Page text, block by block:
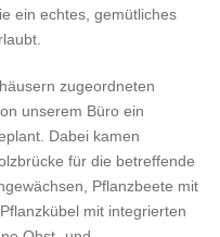
ein echtes, gemütliches
zugeordneten
unserem Büro ein
Dabei kamen
für die betreffende
Pflanzbeete mit
mit integrierten